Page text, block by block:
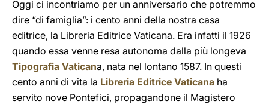
Oggi ci incontriamo per un anniversario che potremmo
dire “di famiglia”: i cento anni della nostra casa
editrice, la Libreria Editrice Vaticana. Era infatti il 1926
quando essa venne resa autonoma dalla più longeva
Tipografia Vaticana, nata nel lontano 1587. In questi
cento anni di vita la Libreria Editrice Vaticana ha
servito nove Pontefici, propagandone il Magistero